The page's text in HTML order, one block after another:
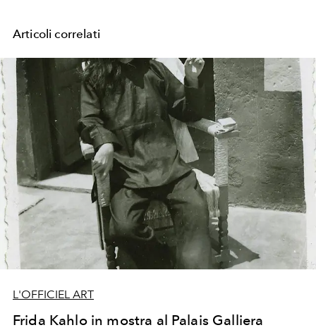
Articoli correlati
L'OFFICIEL ART
Frida Kahlo in mostra al Palais Galliera